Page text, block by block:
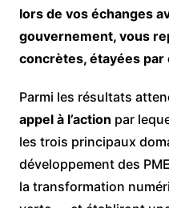
lors de vos échanges
gouvernement, vous
concrètes, étayées par
Parmi les résultats
appel à l’action par
les trois principaux
développement des
la transformation